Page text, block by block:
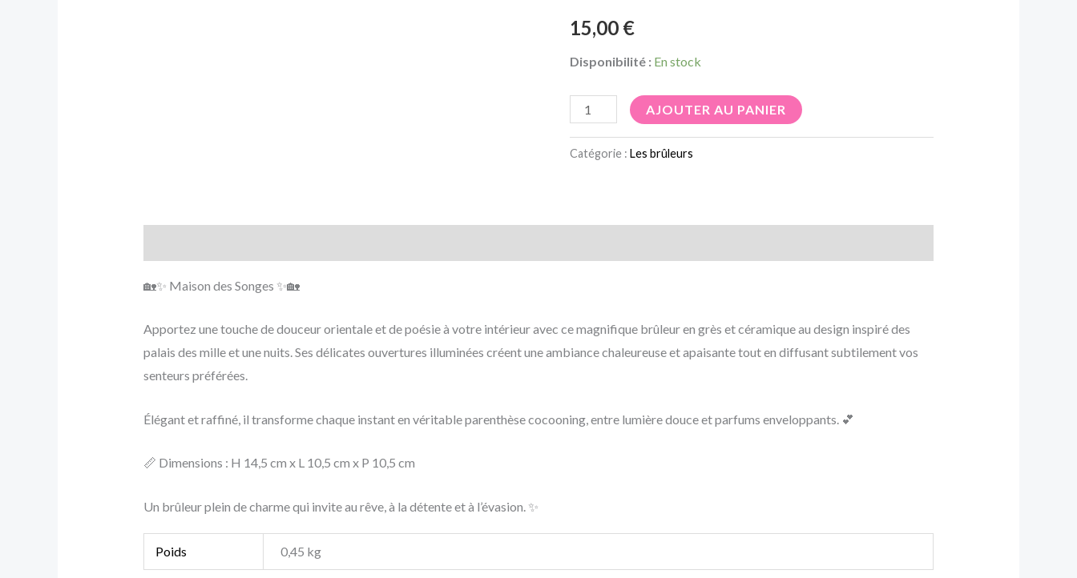
15,00 €
Disponibilité : En stock
AJOUTER AU PANIER
Catégorie :Les brûleurs
🏡✨ Maison des Songes ✨🏡
Apportez une touche de douceur orientale et de poésie à votre intérieur avec ce magnifique brûleur en grès et céramique au design inspiré des
palais des mille et une nuits. Ses délicates ouvertures illuminées créent une ambiance chaleureuse et apaisante tout en diffusant subtilement vos
senteurs préférées.
Élégant et raffiné, il transforme chaque instant en véritable parenthèse cocooning, entre lumière douce et parfums enveloppants. 💕
📏 Dimensions : H 14,5 cm x L 10,5 cm x P 10,5 cm
Un brûleur plein de charme qui invite au rêve, à la détente et à l’évasion. ✨
Poids 0,45 kg